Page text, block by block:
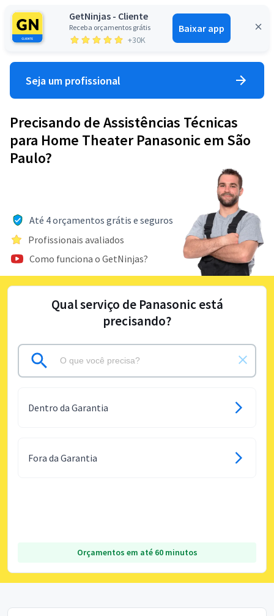
GetNinjas - Cliente
Receba orçamentos grátis
+30K
Baixar app
Entrar
Seja um profissional
Precisando de Assistências Técnicas
para Home Theater Panasonic em São
Paulo?
Até 4 orçamentos grátis e seguros
Profissionais avaliados
Como funciona o GetNinjas?
Qual serviço de Panasonic está
precisando?
Dentro da Garantia
Fora da Garantia
Orçamentos em até 60 minutos